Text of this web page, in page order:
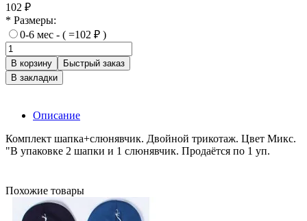
102 ₽
* Размеры:
0-6 мес - ( =102 ₽ )
В корзину
Быстрый заказ
В закладки
Описание
Комплект шапка+слюнявчик. Двойной трикотаж. Цвет Микс.
"В упаковке 2 шапки и 1 слюнявчик. Продаётся по 1 уп.
Похожие товары